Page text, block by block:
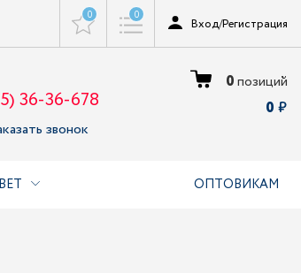
0 0
Вход/Регистрация
36-36-678
звонок
0позиций
0
ОПТОВИКАМ